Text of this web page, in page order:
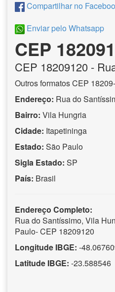
Compartilhar no
Enviar pelo Whatsapp
CEP
CEP 18209120 -
Outros formatos CEP
Endereço: Rua do
Bairro: Vila Hungria
Cidade: Itapetininga
Estado: São Paulo
Sigla Estado: SP
País: Brasil
Endereço Completo:
Rua do Santíssimo, Vila
Paulo- CEP 18209120
Longitude IBGE: -
Latitude IBGE: -23.588546